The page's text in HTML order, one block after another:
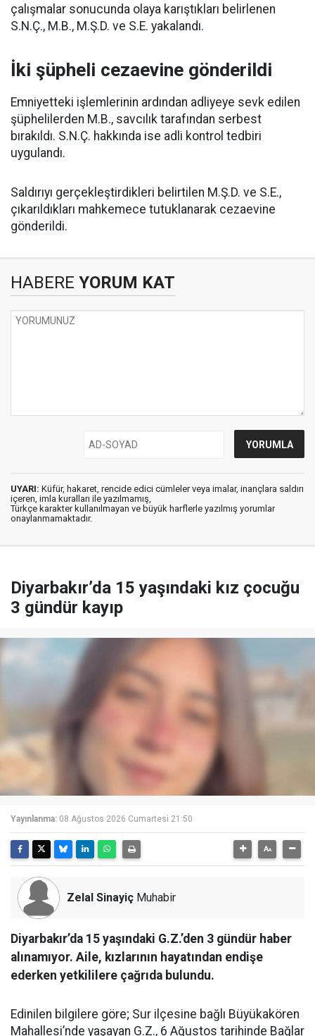
çalışmalar sonucunda olaya karıştıkları belirlenen
S.N.Ç., M.B., M.Ş.D. ve S.E. yakalandı.
İki şüpheli cezaevine gönderildi
Emniyetteki işlemlerinin ardından adliyeye sevk edilen
şüphelilerden M.B., savcılık tarafından serbest
bırakıldı. S.N.Ç. hakkında ise adli kontrol tedbiri
uygulandı.
Saldırıyı gerçekleştirdikleri belirtilen M.Ş.D. ve S.E.,
çıkarıldıkları mahkemece tutuklanarak cezaevine
gönderildi.
HABERE YORUM KAT
UYARI: Küfür, hakaret, rencide edici cümleler veya imalar, inançlara saldırı
içeren, imla kuralları ile yazılmamış,
Türkçe karakter kullanılmayan ve büyük harflerle yazılmış yorumlar
onaylanmamaktadır.
Diyarbakır’da 15 yaşındaki kız çocuğu
3 gündür kayıp
Yayınlanma: 08 Ağustos 2026 Cumartesi 21:50
Zelal Sinayiç Muhabir
Diyarbakır’da 15 yaşındaki G.Z.’den 3 gündür haber
alınamıyor. Aile, kızlarının hayatından endişe
ederken yetkililere çağrıda bulundu.
Edinilen bilgilere göre; Sur ilçesine bağlı Büyükakören
Mahallesi’nde yaşayan G.Z., 6 Ağustos tarihinde Bağlar